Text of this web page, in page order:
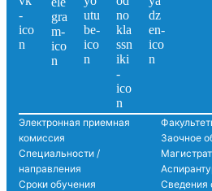
Электронная приемная
комиссия
Специальности /
направления
Сроки обучения
Заочное
Сведения